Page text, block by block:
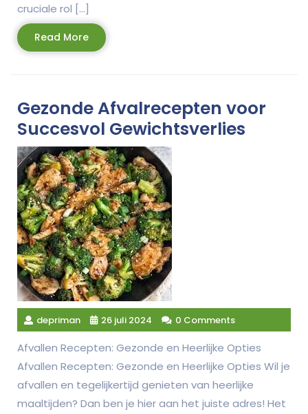
cruciale rol […]
Read MoreRead
More
Gezonde Afvalrecepten voor
Succesvol Gewichtsverlies
depriman 26 juli 2024 0 Comments
Afvallen Recepten: Gezonde en Heerlijke Opties
Afvallen Recepten: Gezonde en Heerlijke Opties Wil je
afvallen en tegelijkertijd genieten van heerlijke
maaltijden? Dan ben je hier aan het juiste adres! Het